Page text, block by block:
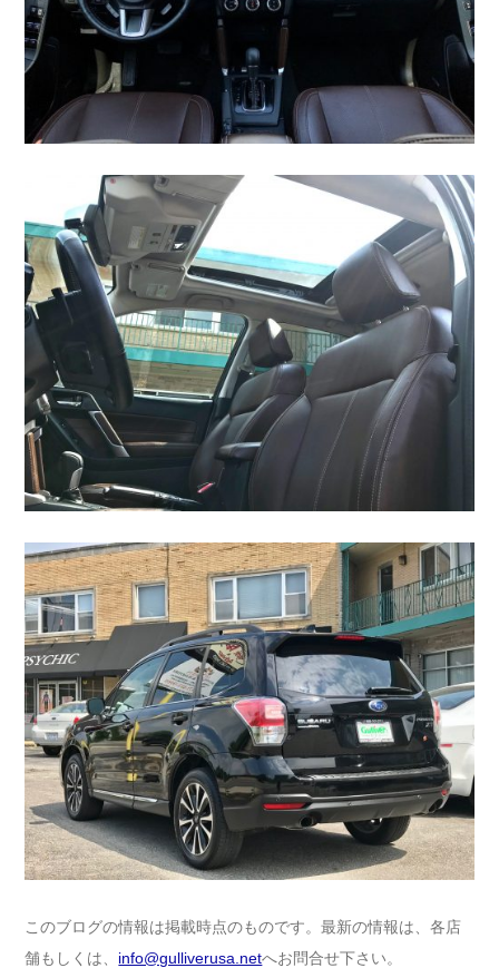
このブログの情報は掲載時点のものです。最新の情報は、各店
舗もしくは、 info@gulliverusa.netへお問合せ下さい。